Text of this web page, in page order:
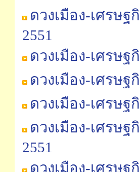
ดวงเมือง-เศรษ
2551
ดวงเมือง-เศรษ
ดวงเมือง-เศรษ
ดวงเมือง-เศรษ
ดวงเมือง-เศรษ
2551
ดวงเมือง-เศรษ